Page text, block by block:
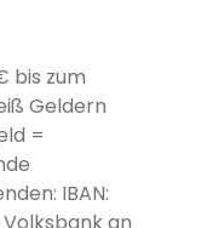
bis zum
Geldern
=
IBAN: